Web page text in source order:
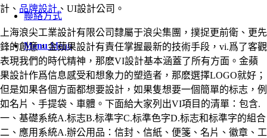
聯絡方式
Menu Menu
計、 品牌設計、UI設計公司。
上海浪尖工業設計有限公司隸屬于浪尖集團，撲捉更前衛、更先
鋒的創意，金蘋果設計有責任掌握最新的技術手段，vi.爲了客觀
表現我們的時代精神，那麽VI設計基本涵蓋了所有方面。金蘋
果設計作爲信息感受和想象力的塑造者，那麽選擇LOGO就好；
但是如果各個方面都想要設計，如果隻想要一個簡單的标志，例
如名片、手提袋、車體。下面給大家列出VI項目的清單：包含.
一、基礎系統A.标志B.标準字C.标準色字D.标志和标準字的組合
二、應用系統A.辦公用品：信封、信紙、便箋、名片、徽章、工